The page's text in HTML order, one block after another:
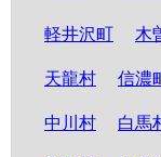
軽井沢町 木
天龍村 信濃
中川村 白馬